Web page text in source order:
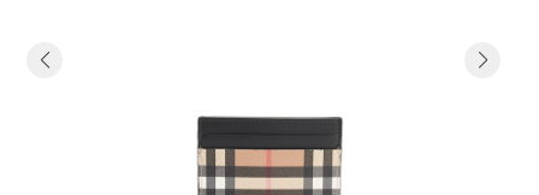
Previous Next